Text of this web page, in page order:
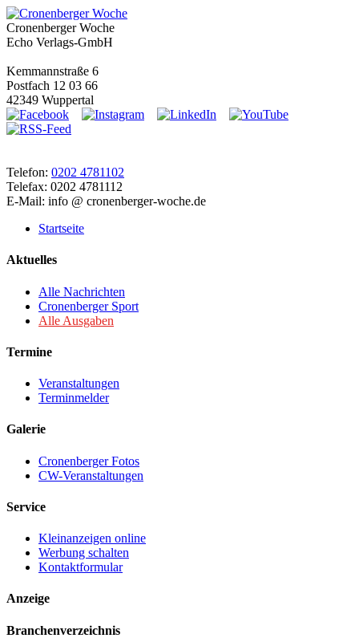
Cronenberger Woche
Echo Verlags-GmbH
Kemmannstraße 6
Postfach 12 03 66
42349 Wuppertal
Telefon: 0202 4781102
Telefax: 0202 4781112
E-Mail: info @ cronenberger-woche.de
Startseite
Aktuelles
Alle Nachrichten
Cronenberger Sport
Alle Ausgaben
Termine
Veranstaltungen
Terminmelder
Galerie
Cronenberger Fotos
CW-Veranstaltungen
Service
Kleinanzeigen online
Werbung schalten
Kontaktformular
Anzeige
Branchenverzeichnis